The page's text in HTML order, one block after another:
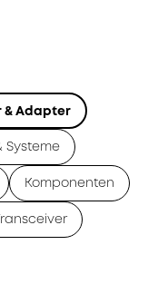
Adapter
Systeme
Komponenten